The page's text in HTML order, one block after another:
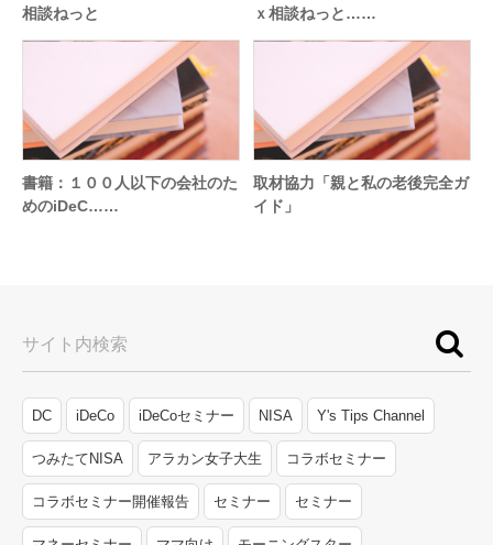
相談ねっと
ｘ相談ねっと……
書籍：１００人以下の会社のた
めのiDeC……
取材協力「親と私の老後完全ガ
イド」
サイト内検索
DC iDeCo iDeCoセミナー NISA Y's Tips Channel
つみたてNISA アラカン女子大生 コラボセミナー
コラボセミナー開催報告 セミナー セミナー